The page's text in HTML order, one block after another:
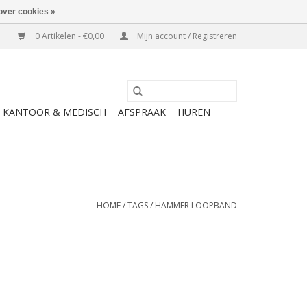
0 Artikelen - €0,00 Mijn account / Registreren
KANTOOR & MEDISCH AFSPRAAK HUREN
HOME/TAGS/ HAMMER LOOPBAND
cookies »